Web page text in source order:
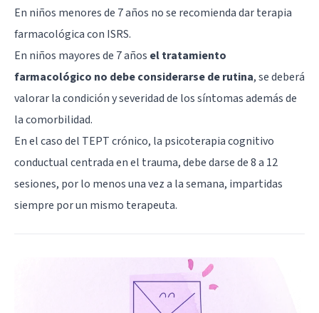
En niños menores de 7 años no se recomienda dar terapia
farmacológica con ISRS.
En niños mayores de 7 años el tratamiento
farmacológico no debe considerarse de rutina, se deberá
valorar la condición y severidad de los síntomas además de
la comorbilidad.
En el caso del TEPT crónico, la psicoterapia cognitivo
conductual centrada en el trauma, debe darse de 8 a 12
sesiones, por lo menos una vez a la semana, impartidas
siempre por un mismo terapeuta.